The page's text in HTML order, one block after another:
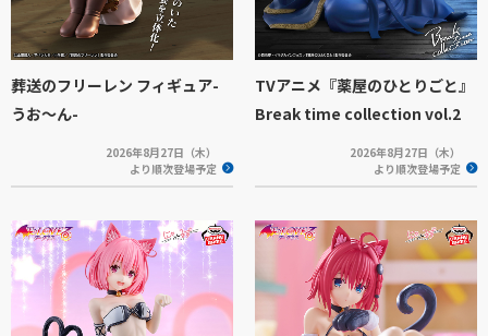
葬送のフリーレン フィギュア-
うお～ん-
2026年8月27日（木）
より順次登場予定
TVアニメ『薬屋のひとりごと』
Break time collection vol.2
2026年8月27日（木）
より順次登場予定